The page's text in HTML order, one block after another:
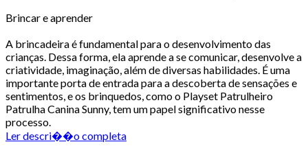
Brincar e aprender
A brincadeira é fundamental para o desenvolvimento das
crianças. Dessa forma, ela aprende a se comunicar, desenvolve a
criatividade, imaginação, além de diversas habilidades. É uma
importante porta de entrada para a descoberta de sensações e
sentimentos, e os brinquedos, como o Playset Patrulheiro
Patrulha Canina Sunny, tem um papel significativo nesse
processo.
Ler descri��o completa